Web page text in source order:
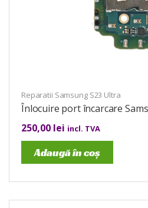
Reparatii Samsung S23 Ultra
Înlocuire port încarcare
250,00 lei incl. TVA
Adaugă în coș